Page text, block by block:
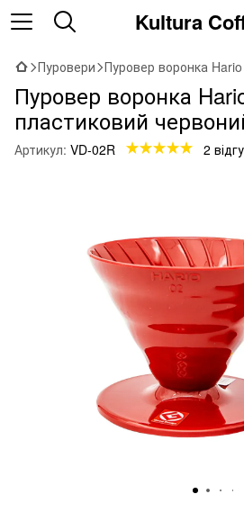
Kultura
Пуровери Пуровер воронка
Пуровер воронка
пластиковий
Артикул: VD-02R 2